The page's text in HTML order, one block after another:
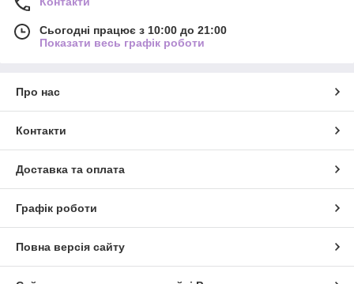
Сьогодні працює з 10:00 до 21:00
Показати весь графік роботи
Про нас
Контакти
Доставка та оплата
Графік роботи
Повна версія сайту